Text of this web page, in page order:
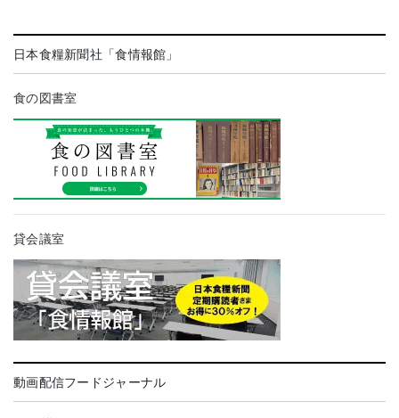
日本食糧新聞社「食情報館」
食の図書室
貸会議室
動画配信フードジャーナル